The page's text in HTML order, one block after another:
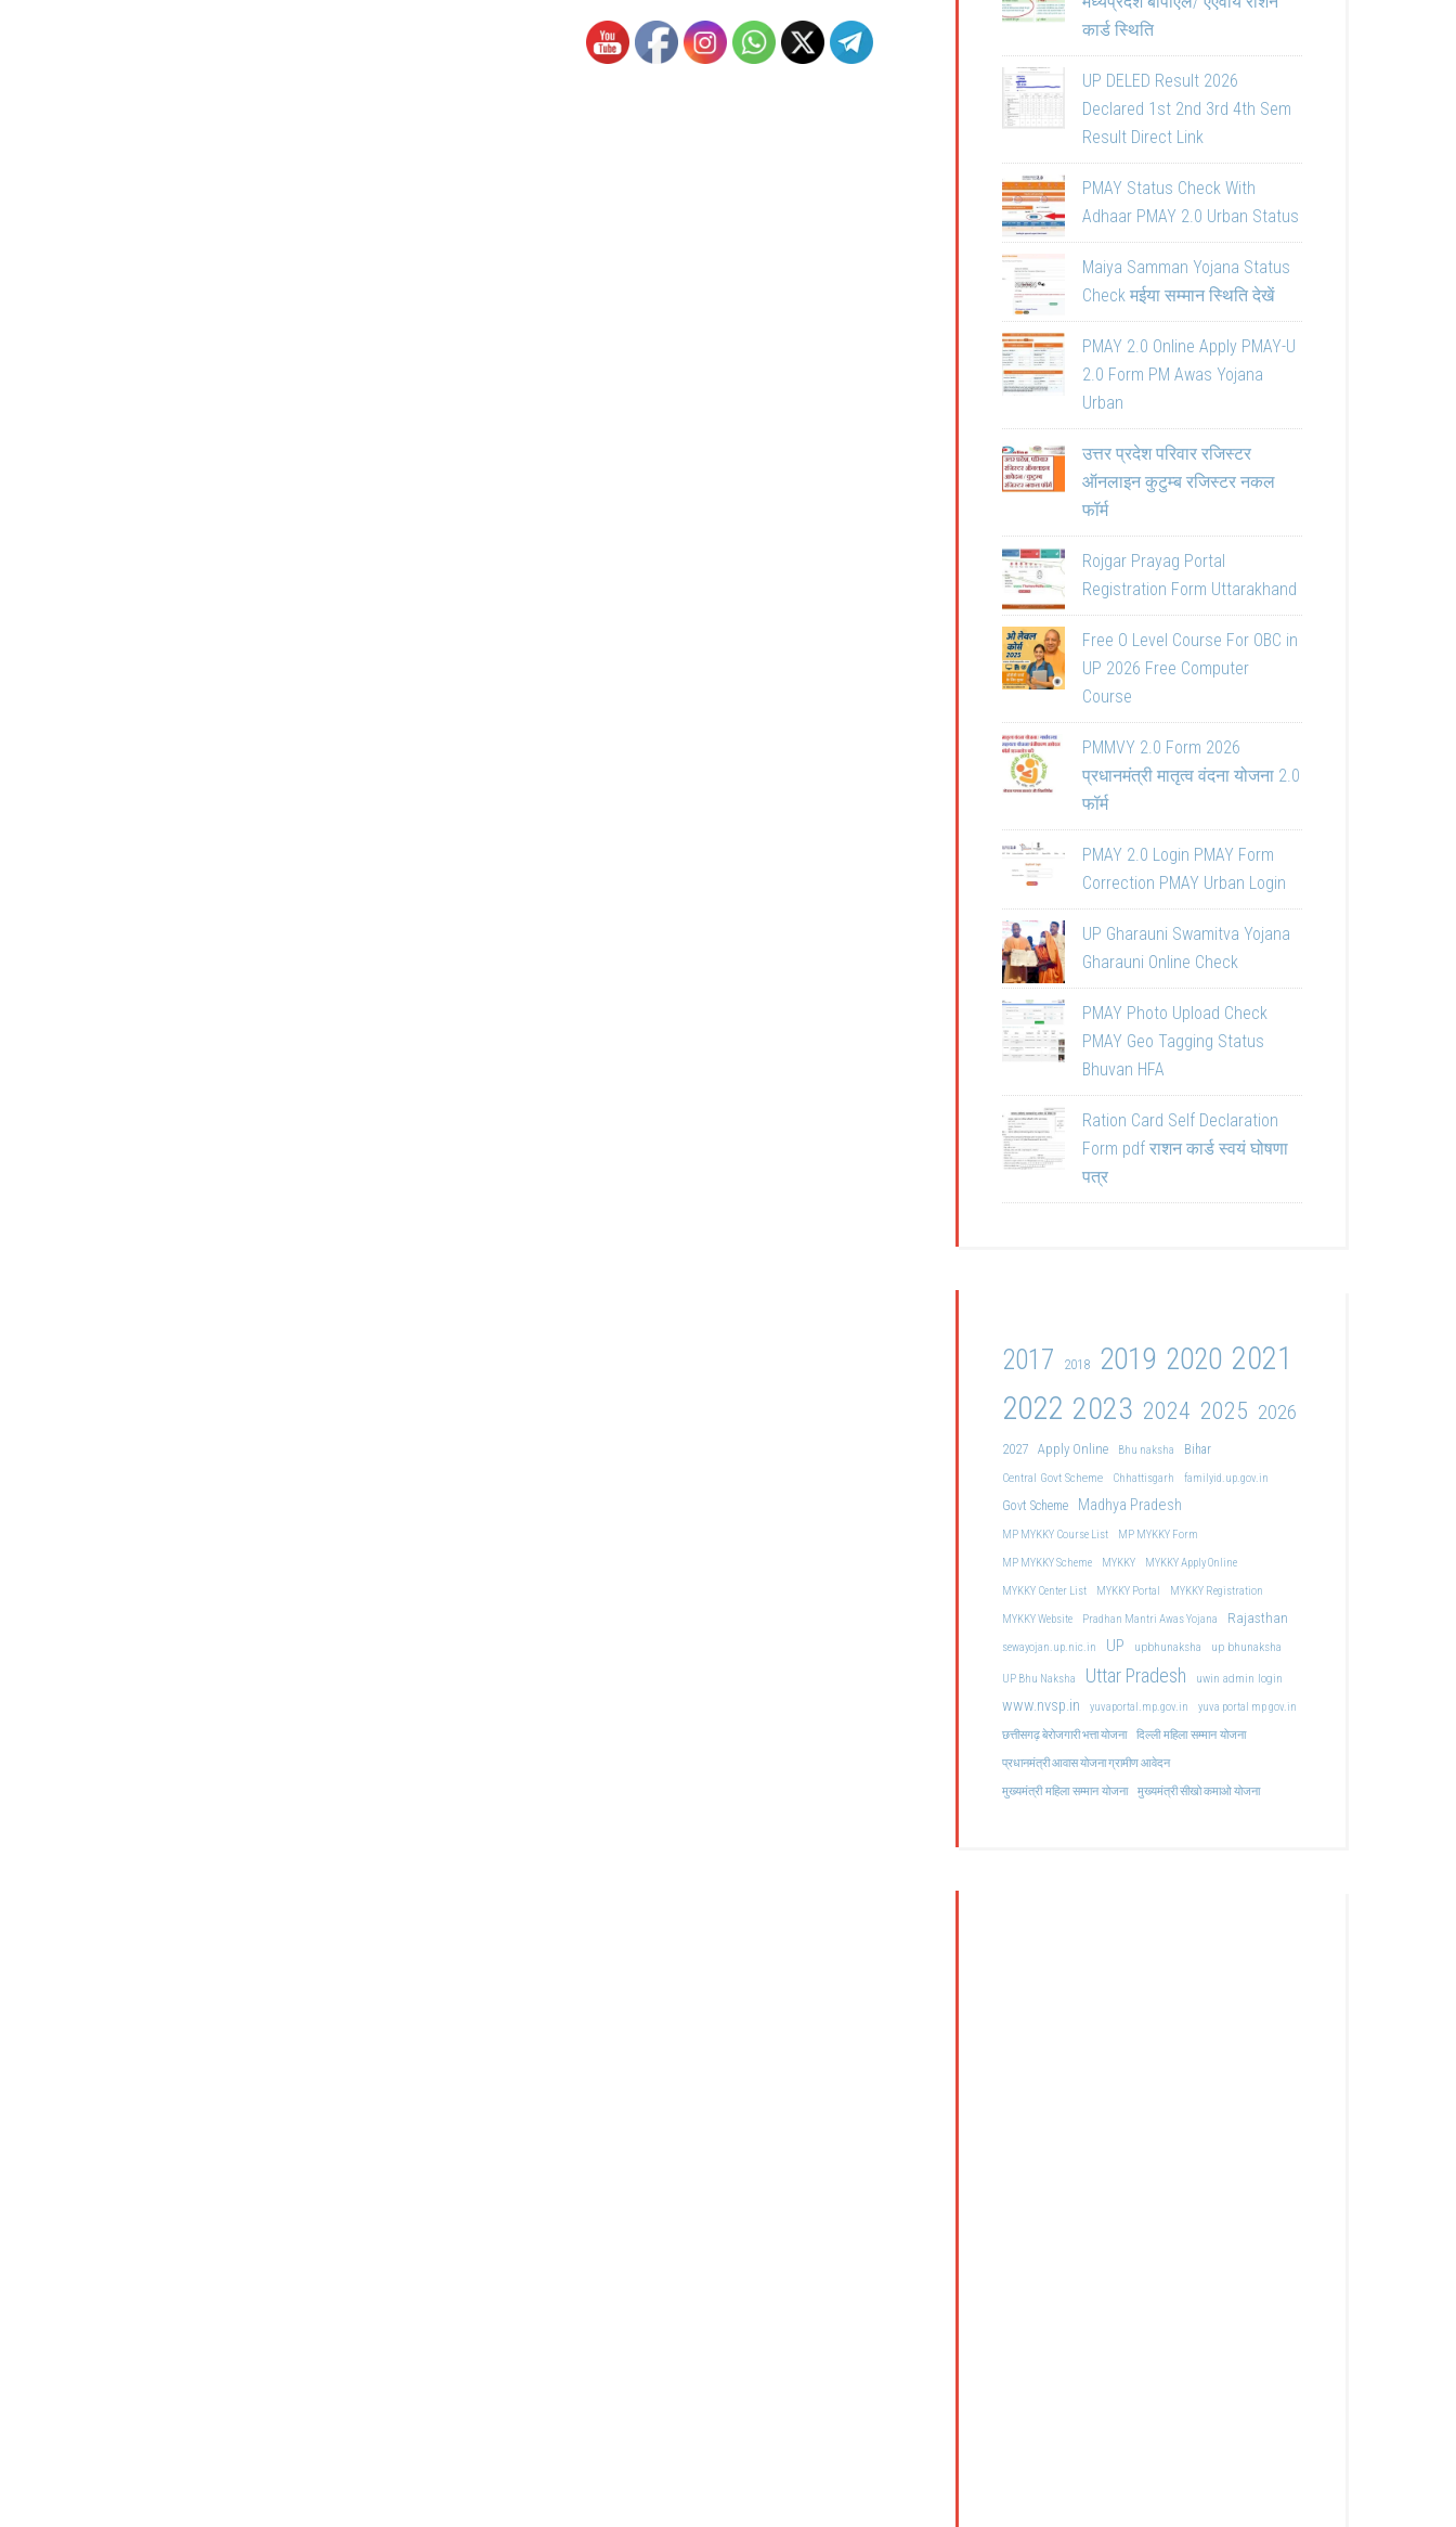
कार्ड स्थिति
UP DELED Result 2026
Declared 1st 2nd 3rd 4th Sem
Result Direct Link
PMAY Status Check With
Adhaar PMAY 2.0 Urban Status
Maiya Samman Yojana Status
Check मईया सम्मान स्थिति देखें
PMAY 2.0 Online Apply PMAY-U
2.0 Form PM Awas Yojana
Urban
उत्तर प्रदेश परिवार रजिस्टर
ऑनलाइन कुटुम्ब रजिस्टर नकल
फॉर्म
Rojgar Prayag Portal
Registration Form Uttarakhand
Free O Level Course For OBC in
UP 2026 Free Computer
Course
PMMVY 2.0 Form 2026
प्रधानमंत्री मातृत्व वंदना योजना 2.0
फॉर्म
PMAY 2.0 Login PMAY Form
Correction PMAY Urban Login
UP Gharauni Swamitva Yojana
Gharauni Online Check
PMAY Photo Upload Check
PMAY Geo Tagging Status
Bhuvan HFA
Ration Card Self Declaration
Form pdf राशन कार्ड स्वयं घोषणा
पत्र
2017 2018 2019 2020 2021
2022 2023 2024 2025 2026
2027 Apply Online Bhu naksha
Bihar
Central Govt Scheme
Chhattisgarh familyid.up.gov.in
Govt Scheme Madhya Pradesh
MP MYKKY Course List
MP MYKKY Form
MP MYKKY Scheme
MYKKY
MYKKY Apply Online
MYKKY Center List
MYKKY Portal
MYKKY Registration
MYKKY Website
Pradhan Mantri Awas Yojana Rajasthan
sewayojan.up.nic.in UP upbhunaksha up bhunaksha
UP Bhu Naksha Uttar Pradesh uwin admin login
www.nvsp.in yuvaportal.mp.gov.in
yuva portal mp gov.in
छत्तीसगढ़ बेरोजगारी भत्ता योजना
दिल्ली महिला सम्मान योजना
प्रधानमंत्री आवास योजना ग्रामीण आवेदन
मुख्यमंत्री महिला सम्मान योजना मुख्यमंत्री सीखो कमाओ योजना